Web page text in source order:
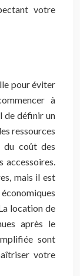
votre
pour éviter
à
de définir un
ressources
du coût des
accessoires.
mais il est
location de
après le
sont
votre